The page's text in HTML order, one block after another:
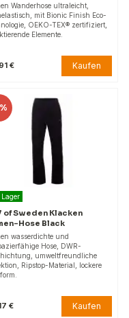
Wanderhose ultraleicht,
mit Bionic Finish Eco-
OEKO-TEX® zertifiziert,
Elemente.
€ Kaufen
of Sweden Klacken
Hose Black
wasserdichte und
Hose, DWR-
umweltfreundliche
Ripstop-Material, lockere
€ Kaufen